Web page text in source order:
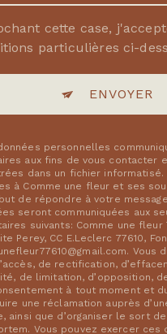
cette case,
particulières ci-
ENVOYER
personnelles
aux fins de vous contacter
dans un fichier
à Comme une fleur et ses
de répondre à votre
seront communiquées aux
suivants: Comme une fleur
Perey, CC E.Leclerc 77610,
Vous
de rectification,
de limitation, d’opposition,
à tout moment et
une réclamation auprès
ainsi que d’organiser le sort
Vous pouvez exercer ces